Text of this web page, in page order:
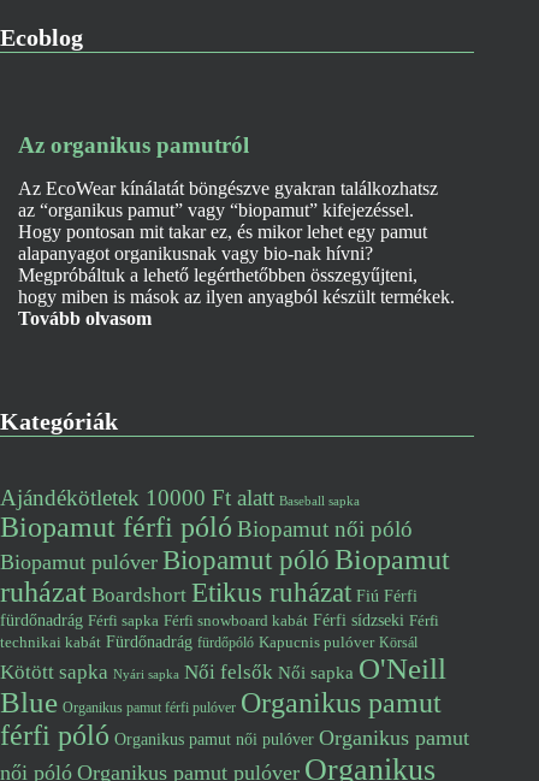
Ecoblog
Az organikus pamutról
Az EcoWear kínálatát böngészve gyakran találkozhatsz
az “organikus pamut” vagy “biopamut” kifejezéssel.
Hogy pontosan mit takar ez, és mikor lehet egy pamut
alapanyagot organikusnak vagy bio-nak hívni?
Megpróbáltuk a lehető legérthetőbben összegyűjteni,
hogy miben is mások az ilyen anyagból készült termékek.
Tovább olvasom
Kategóriák
Ajándékötletek 10000 Ft alatt Baseball sapka
Biopamut férfi póló Biopamut női póló
Biopamut pulóver Biopamut pólóBiopamut
ruházat Boardshort Etikus ruházat Fiú Férfi
fürdőnadrág Férfi sapka Férfi snowboard kabát Férfi sídzseki Férfi
technikai kabát Fürdőnadrág fürdőpóló Kapucnis pulóver Körsál
Kötött sapka Nyári sapka Női felsők Női sapka O'Neill
Blue Organikus pamut férfi pulóver Organikus pamut
férfi póló Organikus pamut női pulóver Organikus pamut
női póló Organikus pamut pulóver Organikus